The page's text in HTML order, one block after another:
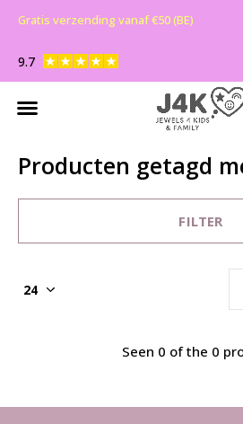
9.7
Gratis verzending vanaf €50 (BE)
Producten getagd
FILTER
Seen 0 of the 0